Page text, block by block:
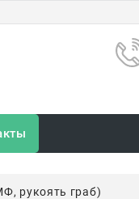
рукоять граб)